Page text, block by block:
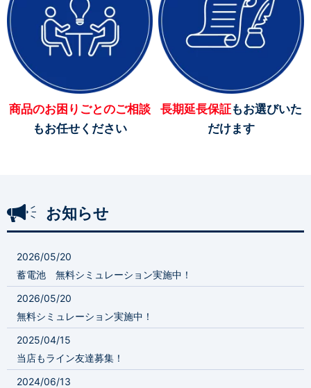
商品のお困りごとのご相談
もお任せください
長期延長保証もお選びいた
だけます
お知らせ
2026/05/20
蓄電池 無料シミュレーション実施中！
2026/05/20
無料シミュレーション実施中！
2025/04/15
当店もライン友達募集！
2024/06/13